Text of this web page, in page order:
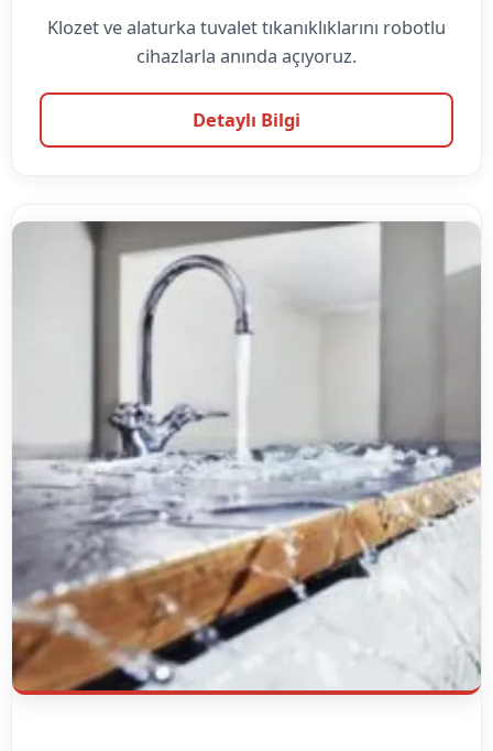
Klozet ve alaturka tuvalet tıkanıklıklarını robotlu
cihazlarla anında açıyoruz.
Detaylı Bilgi